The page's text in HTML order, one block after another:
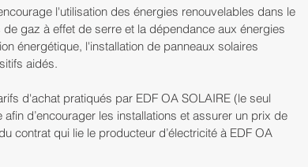
l'utilisation des énergies renouvelables dans le
gaz à effet de serre et la dépendance aux énergies
énergétique, l'installation de panneaux solaires
aidés.
d'achat pratiqués par EDF OA SOLAIRE (le seul
d’encourager les installations et assurer un prix de
contrat qui lie le producteur d’électricité à EDF OA